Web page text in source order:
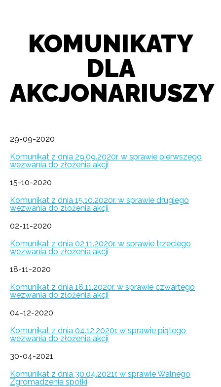
KOMUNIKATY
DLA
AKCJONARIUSZY
29-09-2020
Komunikat z dnia 29.09.2020r. w sprawie pierwszego
wezwania do złożenia akcji
15-10-2020
Komunikat z dnia 15.10.2020r. w sprawie drugiego
wezwania do złożenia akcji
02-11-2020
Komunikat z dnia 02.11.2020r. w sprawie trzeciego
wezwania do złożenia akcji
18-11-2020
Komunikat z dnia 18.11.2020r. w sprawie czwartego
wezwania do złożenia akcji
04-12-2020
Komunikat z dnia 04.12.2020r. w sprawie piątego
wezwania do złożenia akcji
30-04-2021
Komunikat z dnia 30.04.2021r. w sprawie Walnego
Zgromadzenia spółki